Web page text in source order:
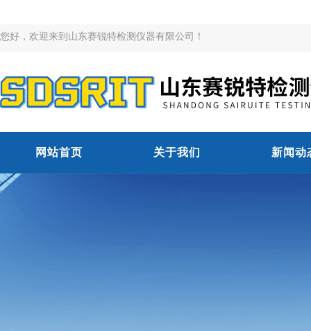
您好，欢迎来到山东赛锐特检测仪器有限公司！
网站首页 关于我们 新闻动